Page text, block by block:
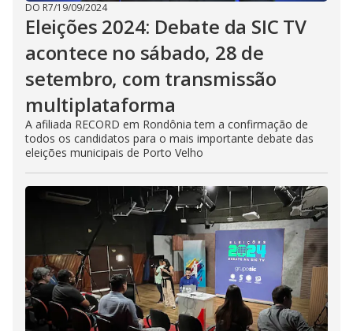
DO R7/19/09/2024
Eleições 2024: Debate da SIC TV
acontece no sábado, 28 de
setembro, com transmissão
multiplataforma
A afiliada RECORD em Rondônia tem a confirmação de
todos os candidatos para o mais importante debate das
eleições municipais de Porto Velho